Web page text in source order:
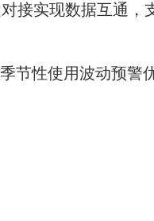
接实现数据互通
节性使用波动预警